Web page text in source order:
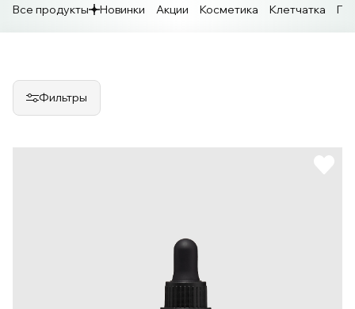
Все продукты Новинки Акции Косметика Клетчатка
Фильтры